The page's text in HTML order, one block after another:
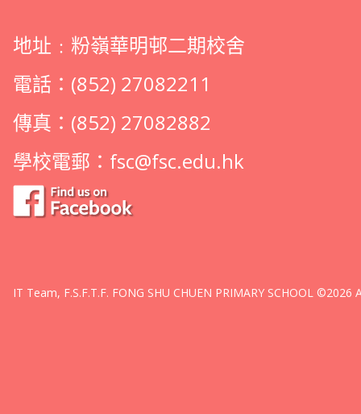
地址﹕粉嶺華明邨二期校舍
電話：(852) 27082211
傳真：(852) 27082882
學校電郵： fsc@fsc.edu.hk
IT Team, F.S.F.T.F. FONG SHU CHUEN PRIMARY SCHOOL ©2026